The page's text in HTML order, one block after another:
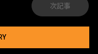
次記事